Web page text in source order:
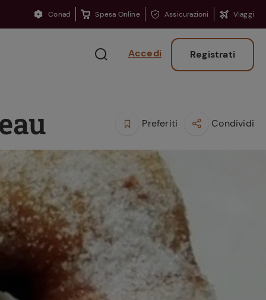
Conad Spesa Online Assicurazioni Viaggi
Accedi Registrati
Come affumicare:
Ritorno sui banchi?
Consigli per ritrovare
la concentrazione
Preferiti Condividi